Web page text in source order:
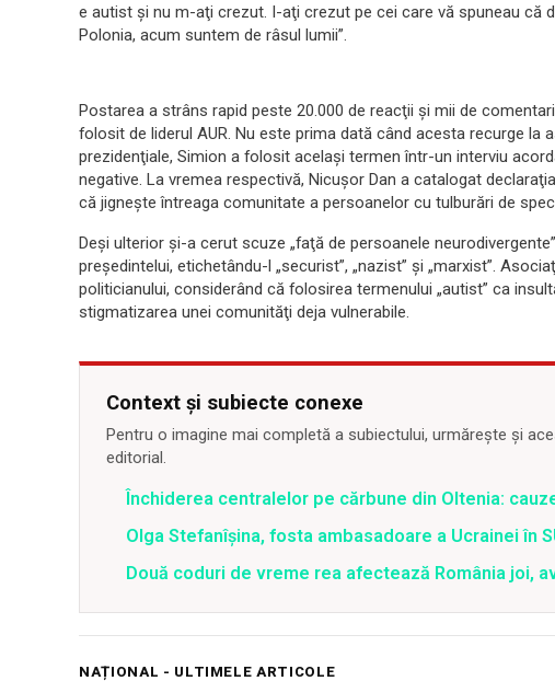
e autist şi nu m-aţi crezut. I-aţi crezut pe cei care vă spuneau că
Polonia, acum suntem de râsul lumii”.
Postarea a strâns rapid peste 20.000 de reacţii şi mii de
folosit de liderul AUR. Nu este prima dată când acesta recurge la
prezidenţiale, Simion a folosit acelaşi termen într-un interviu
negative. La vremea respectivă, Nicuşor Dan a catalogat
că jigneşte întreaga comunitate a persoanelor cu tulburări de
Deşi ulterior şi-a cerut scuze „faţă de persoanele
preşedintelui, etichetându-l „securist”, „nazist” şi „marxist”.
politicianului, considerând că folosirea termenului „autist” ca
stigmatizarea unei comunităţi deja vulnerabile.
Context și subiecte conexe
Pentru o imagine mai completă a subiectului, urmărește și
editorial.
Închiderea centralelor pe cărbune din Oltenia:
Olga Stefanîşina, fosta ambasadoare a Ucrainei în
Două coduri de vreme rea afectează România joi,
NAȚIONAL - ULTIMELE ARTICOLE